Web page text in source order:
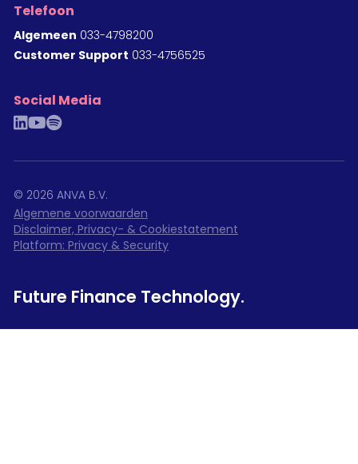
Telefoon
Algemeen 033-4798200
Customer Support 033-4756525
Social Media
linkedinyoutubespotify
© 2026 ANVA B.V.
Algemene voorwaarden
Disclaimer, Privacy- & Cookiestatement
Platform: Privacy & Security
Future Finance Technology.